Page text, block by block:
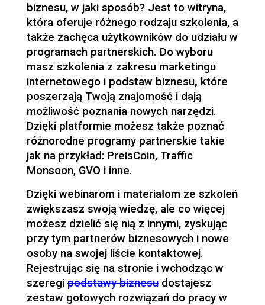
biznesu, w jaki sposób? Jest to witryna,
która oferuje różnego rodzaju szkolenia, a
także zachęca użytkowników do udziału w
programach partnerskich. Do wyboru
masz szkolenia z zakresu marketingu
internetowego i podstaw biznesu, które
poszerzają Twoją znajomość i dają
możliwość poznania nowych narzędzi.
Dzięki platformie możesz także poznać
różnorodne programy partnerskie takie
jak na przykład: PreisCoin, Traffic
Monsoon, GVO i inne.
Dzięki webinarom i materiałom ze szkoleń
zwiększasz swoją wiedzę, ale co więcej
możesz dzielić się nią z innymi, zyskując
przy tym partnerów biznesowych i nowe
osoby na swojej liście kontaktowej.
Rejestrując się na stronie i wchodząc w
szeregipodstawy biznesudostajesz
zestaw gotowych rozwiązań do pracy w